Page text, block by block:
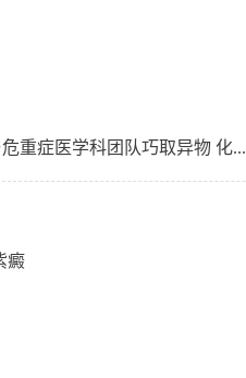
重症医学科团队巧取异物 化...
癜